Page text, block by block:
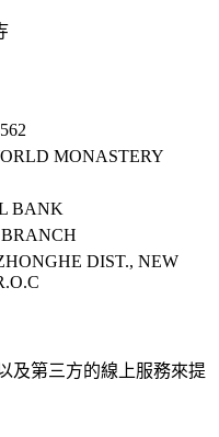
MONASTERY
BANK
BRANCH
DIST., NEW
及第三方的線上服務來提